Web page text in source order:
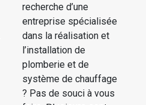
recherche d’une
entreprise spécialisée
dans la réalisation et
l’installation de
plomberie et de
système de chauffage
? Pas de souci à vous